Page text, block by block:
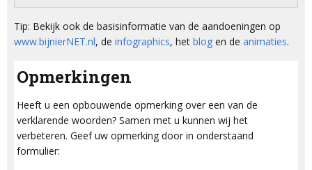
Tip: Bekijk ook de basisinformatie van de aandoeningen op
www.bijnierNET.nl, de infographics, het blog en de animaties.
Opmerkingen
Heeft u een opbouwende opmerking over een van de
verklarende woorden? Samen met u kunnen wij het
verbeteren. Geef uw opmerking door in onderstaand
formulier: